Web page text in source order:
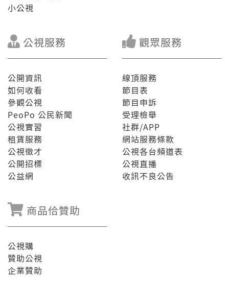
小公視
公視服務
公開資訊
如何收看
參觀公視
PeoPo 公民新聞
公視實習
租賃服務
公視徵才
公開招標
公益網
觀眾服務
線頂服務
節目表
節目申訴
受理檢舉
社群/APP
網站服務條款
公視各台頻道表
公視直播
收訊不良公告
商品佮贊助
公視購
贊助公視
企業贊助